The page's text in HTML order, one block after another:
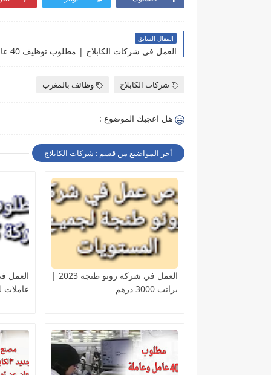
المقال السابق
شركات الكابلاج وظائف بالمغرب
هل اعجبك الموضوع :
أخر المواضيع من قسم : شركات الكابلاج
العمل في شركة رونو طنجة 2023 |
براتب 3000 درهم
عاملات